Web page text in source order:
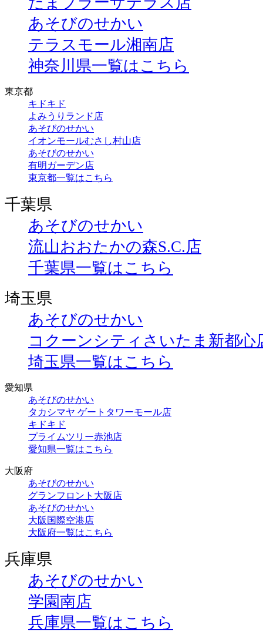
あそびのせかい
テラスモール湘南店
神奈川県一覧はこちら
東京都
キドキド
よみうりランド店
あそびのせかい
イオンモールむさし村山店
あそびのせかい
有明ガーデン店
東京都一覧はこちら
千葉県
あそびのせかい
流山おおたかの森S.C.店
千葉県一覧はこちら
埼玉県
あそびのせかい
コクーンシティさいたま新都心
埼玉県一覧はこちら
愛知県
あそびのせかい
タカシマヤ ゲートタワーモール店
キドキド
プライムツリー赤池店
愛知県一覧はこちら
大阪府
あそびのせかい
グランフロント大阪店
あそびのせかい
大阪国際空港店
大阪府一覧はこちら
兵庫県
あそびのせかい
学園南店
兵庫県一覧はこちら